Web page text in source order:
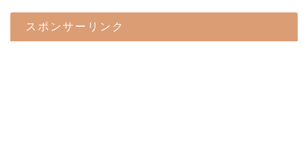
スポンサーリンク